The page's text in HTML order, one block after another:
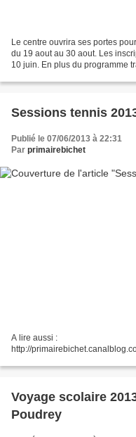
Le centre ouvrira ses portes
du 19 aout au 30 aout. Les
10 juin. En plus du programme
Sessions tennis
Publié le 07/06/2013 à 22:31
Par primairebichet
A lire aussi :
http://
Voyage scolaire
Poudrey